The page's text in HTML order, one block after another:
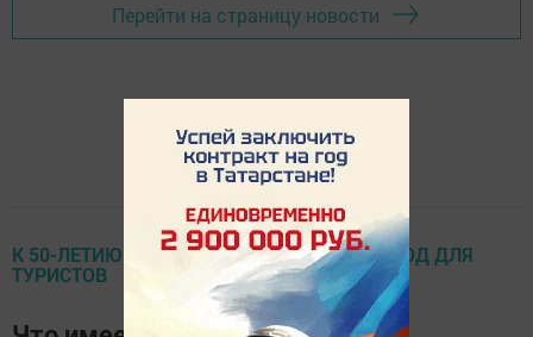
Перейти на страницу новости
К 50-ЛЕТИЮ ГОРОДА: НИЖНЕКАМСК – ГОРОД ДЛЯ
ТУРИСТОВ